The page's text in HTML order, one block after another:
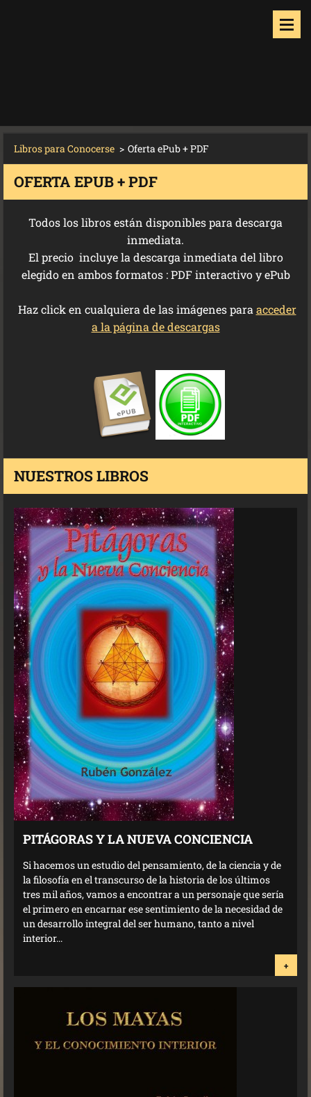
Libros para Conocerse > Oferta ePub + PDF
OFERTA EPUB + PDF
Todos los libros están disponibles para descarga
inmediata.
El precio incluye la descarga inmediata del libro
elegido en ambos formatos : PDF interactivo y ePub
Haz click en cualquiera de las imágenes para acceder
a la página de descargas
NUESTROS LIBROS
PITÁGORAS Y LA NUEVA CONCIENCIA
Si hacemos un estudio del pensamiento, de la ciencia y de
la filosofía en el transcurso de la historia de los últimos
tres mil años, vamos a encontrar a un personaje que sería
el primero en encarnar ese sentimiento de la necesidad de
un desarrollo integral del ser humano, tanto a nivel
interior...
+